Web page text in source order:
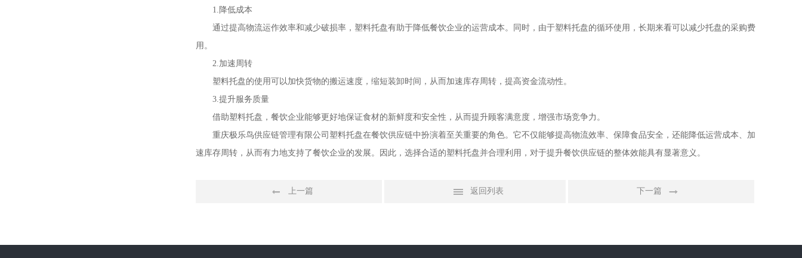
1.降低成本
通过提高物流运作效率和减少破损率，塑料托盘有助于降低餐饮企业的运营成本。同时，由于塑料托盘的循环使用，长期来看可以减少托盘的采购费
用。
2.加速周转
塑料托盘的使用可以加快货物的搬运速度，缩短装卸时间，从而加速库存周转，提高资金流动性。
3.提升服务质量
借助塑料托盘，餐饮企业能够更好地保证食材的新鲜度和安全性，从而提升顾客满意度，增强市场竞争力。
重庆极乐鸟供应链管理有限公司塑料托盘在餐饮供应链中扮演着至关重要的角色。它不仅能够提高物流效率、保障食品安全，还能降低运营成本、加
速库存周转，从而有力地支持了餐饮企业的发展。因此，选择合适的塑料托盘并合理利用，对于提升餐饮供应链的整体效能具有显著意义。
上一篇 返回列表 下一篇